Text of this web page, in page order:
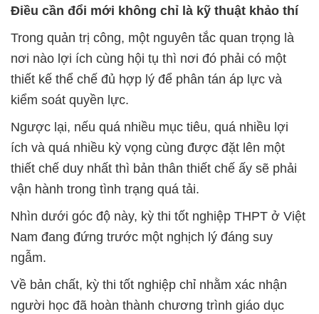
Điều cần đổi mới không chỉ là kỹ thuật khảo thí
Trong quản trị công, một nguyên tắc quan trọng là
nơi nào lợi ích cùng hội tụ thì nơi đó phải có một
thiết kế thể chế đủ hợp lý để phân tán áp lực và
kiểm soát quyền lực.
Ngược lại, nếu quá nhiều mục tiêu, quá nhiều lợi
ích và quá nhiều kỳ vọng cùng được đặt lên một
thiết chế duy nhất thì bản thân thiết chế ấy sẽ phải
vận hành trong tình trạng quá tải.
Nhìn dưới góc độ này, kỳ thi tốt nghiệp THPT ở Việt
Nam đang đứng trước một nghịch lý đáng suy
ngẫm.
Về bản chất, kỳ thi tốt nghiệp chỉ nhằm xác nhận
người học đã hoàn thành chương trình giáo dục